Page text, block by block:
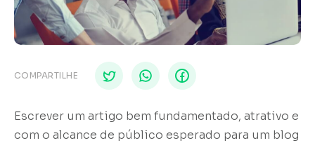
COMPARTILHE
Escrever um artigo bem fundamentado, atrativo e
com o alcance de público esperado para um blog